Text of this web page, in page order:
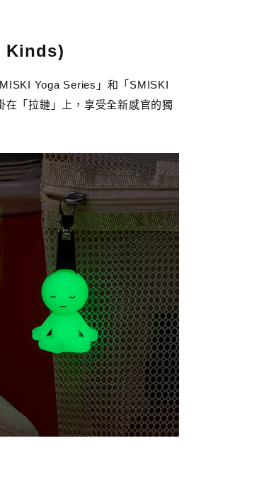
Kinds)
Yoga Series」和「SMISKI
「拉鏈」上，享受全新感官的獨